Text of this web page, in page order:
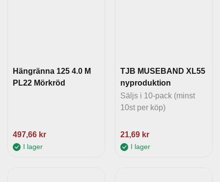
Hängränna 125 4.0 M
PL22 Mörkröd
497,66 kr
I lager
TJB MUSEBAND XL55
nyproduktion
Säljs i 10-pack (minst
10st per köp)
21,69 kr
I lager